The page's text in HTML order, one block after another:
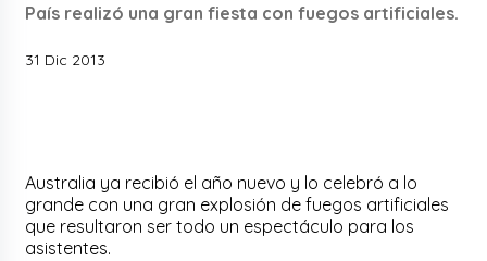
País realizó una gran fiesta con fuegos artificiales.
31 Dic 2013
Australia ya recibió el año nuevo y lo celebró a lo
grande con una gran explosión de fuegos artificiales
que resultaron ser todo un espectáculo para los
asistentes.